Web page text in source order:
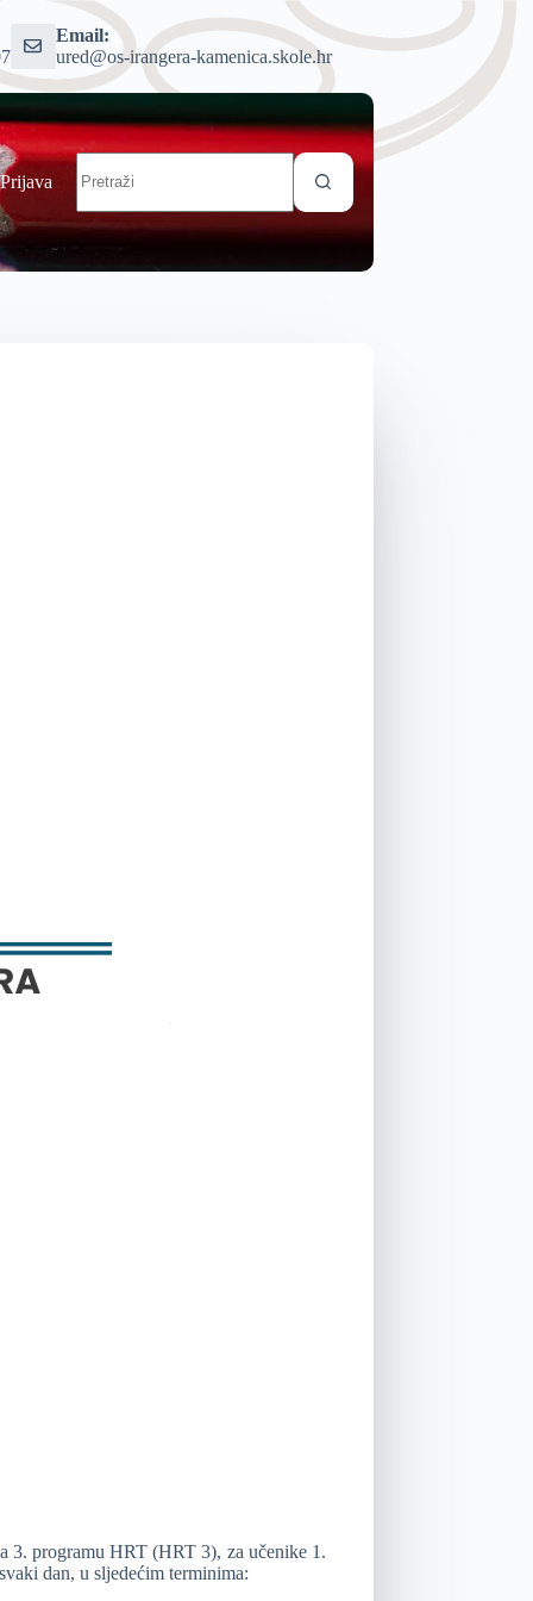
Email:
ured@os-irangera-kamenica.skole.hr
Prijava
3. programu HRT (HRT 3), za učenike 1.
dan, u sljedećim terminima: